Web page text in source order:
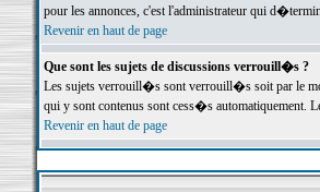
pour les annonces, c'est l'administrateur qui
Revenir en haut de page
Que sont les sujets de discussions verrouill�s ?
Les sujets verrouill�s sont verrouill�s soit par le
qui y sont contenus sont cess�s automatiquement.
Revenir en haut de page